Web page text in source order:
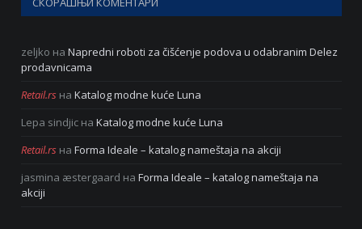
zeljko на Napredni roboti za čišćenje podova u odabranim Delez
prodavnicama
Retail.rs на Katalog modne kuće Luna
Lepa sindjic на Katalog modne kuće Luna
Retail.rs на Forma Ideale – katalog nameštaja na akciji
jasmina æstergaard на Forma Ideale – katalog nameštaja na
akciji